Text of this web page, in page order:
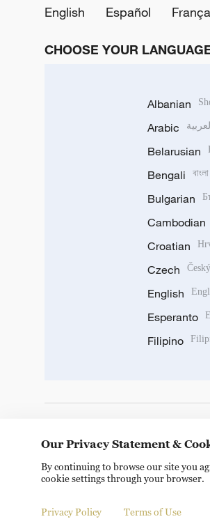
English
Español
CHOOSE YOUR
Albanian
Arabic العربية
Belarusian
Bengali বাংলা
Bulgarian
Cambodian
Croatian
Czech Český
English
Esperanto
Filipino
Copyright © 2024 CGTN. 京ICP备
Our Privacy Statement &
By continuing to browse our site you
cookie settings through your browser.
Privacy Policy Terms of Use